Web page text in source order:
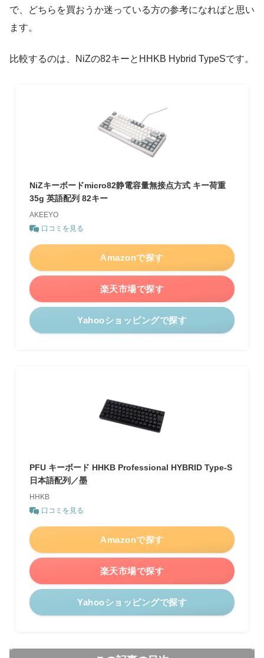
で、どちらを買おうか迷っている方の参考になればと思い
ます。
比較するのは、NiZの82キーとHHKB Hybrid TypeSです。
NiZキーボードmicro82静電容量無接点方式 キー荷重
35g 英語配列 82キー
AKEEYO
口コミを見る
Amazonで探す
楽天市場で探す
Yahooショッピングで探す
PFU キーボード HHKB Professional HYBRID Type-S
日本語配列／墨
HHKB
口コミを見る
Amazonで探す
楽天市場で探す
Yahooショッピングで探す